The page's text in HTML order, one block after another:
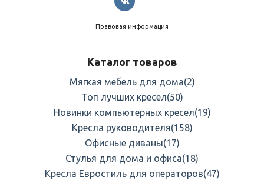
Правовая информация
Каталог товаров
Мягкая мебель для дома(2)
Топ лучших кресел(50)
Новинки компьютерных кресел(19)
Кресла руководителя(158)
Офисные диваны(17)
Стулья для дома и офиса(18)
Кресла Евростиль для операторов(47)